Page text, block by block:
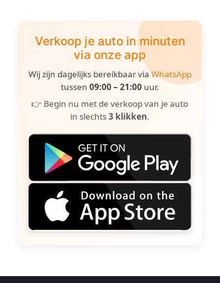
Verkoop je auto in minuten
via onze app
Wij zijn dagelijks bereikbaar viaWhatsApp
tussen 09:00 – 21:00 uur.
👉 Begin nu met de verkoop van je auto
in slechts3 klikken.